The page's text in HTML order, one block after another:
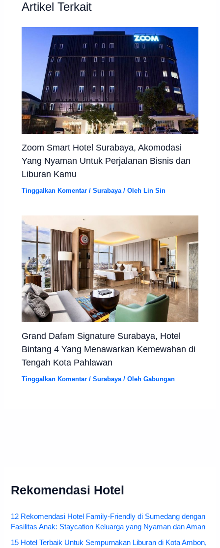
Artikel Terkait
Zoom Smart Hotel Surabaya, Akomodasi
Yang Nyaman Untuk Perjalanan Bisnis dan
Liburan Kamu
Tinggalkan Komentar /Surabaya/ Oleh Lin Sin
Grand Dafam Signature Surabaya, Hotel
Bintang 4 Yang Menawarkan Kemewahan di
Tengah Kota Pahlawan
Tinggalkan Komentar /Surabaya/ OlehGabungan
Rekomendasi Hotel
12 Rekomendasi Hotel Family-Friendly di Sumedang dengan
Fasilitas Anak: Staycation Keluarga yang Nyaman dan Aman
15 Hotel Terbaik Untuk Sempurnakan Liburan di Kota Ambon,